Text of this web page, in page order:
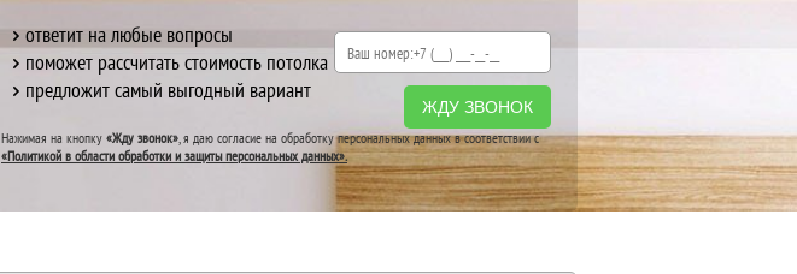
ответит на любые вопросы
поможет рассчитать стоимость потолка
предложит самый выгодный вариант
ЖДУ ЗВОНОК
Нажимая на кнопку «Жду звонок», я даю согласие на обработку персональных данных в соответствии с
«Политикой в области обработки и защиты персональных данных».